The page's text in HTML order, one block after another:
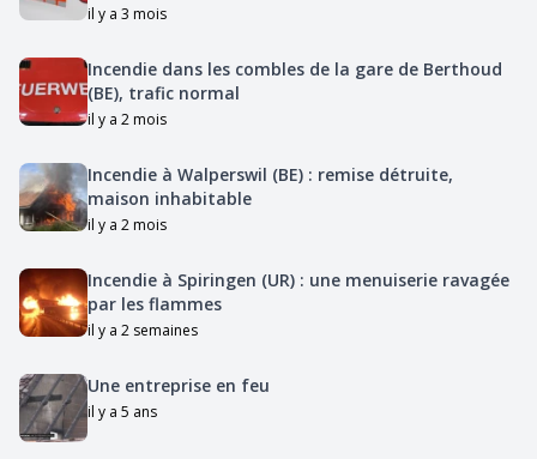
il y a 3 mois
Incendie dans les combles de la gare de Berthoud
(BE), trafic normal
il y a 2 mois
Incendie à Walperswil (BE) : remise détruite,
maison inhabitable
il y a 2 mois
Incendie à Spiringen (UR) : une menuiserie ravagée
par les flammes
il y a 2 semaines
Une entreprise en feu
il y a 5 ans